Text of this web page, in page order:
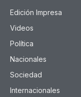
Edición Impresa
Videos
Política
Nacionales
Sociedad
Internacionales